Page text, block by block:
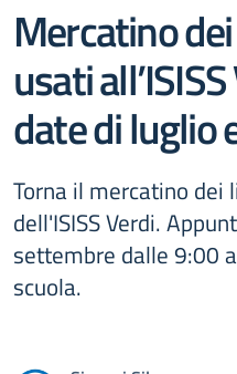
Mercatino
usati
date di luglio
Torna il mercatino dei
dell'ISISS Verdi.
settembre dalle 9:00
scuola.